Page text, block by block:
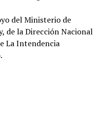
del Ministerio de
de la Dirección Nacional
La Intendencia